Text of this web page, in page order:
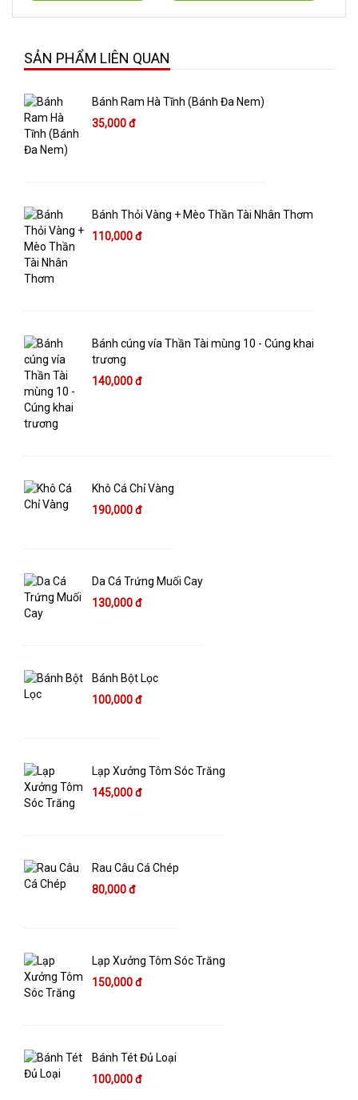
SẢN PHẨM LIÊN QUAN
Bánh Ram Hà Tĩnh (Bánh Đa Nem)
35,000 đ
Bánh Thỏi Vàng + Mèo Thần Tài Nhân Thơm
110,000 đ
Bánh cúng vía Thần Tài mùng 10 - Cúng khai
trương
140,000 đ
Khô Cá Chỉ Vàng
190,000 đ
Da Cá Trứng Muối Cay
130,000 đ
Bánh Bột Lọc
100,000 đ
Lạp Xưởng Tôm Sóc Trăng
145,000 đ
Rau Câu Cá Chép
80,000 đ
Lạp Xưởng Tôm Sóc Trăng
150,000 đ
Bánh Tét Đủ Loại
100,000 đ